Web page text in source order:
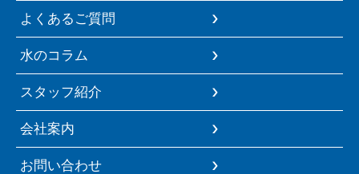
よくあるご質問
水のコラム
スタッフ紹介
会社案内
お問い合わせ